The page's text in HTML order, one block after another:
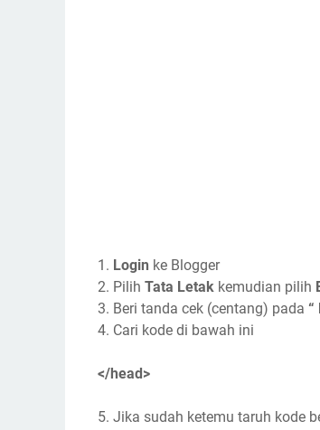
1. Login ke Blogger
2. Pilih Tata Letak kemudian pilih
3. Beri tanda cek (centang) pada “
4. Cari kode di bawah ini
</head>
5. Jika sudah ketemu taruh kode